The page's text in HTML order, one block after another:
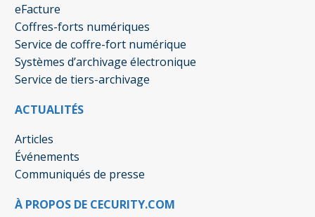
eFacture
Coffres-forts numériques
Service de coffre-fort numérique
Systèmes d’archivage électronique
Service de tiers-archivage
ACTUALITÉS
Articles
Événements
Communiqués de presse
À PROPOS DE CECURITY.COM